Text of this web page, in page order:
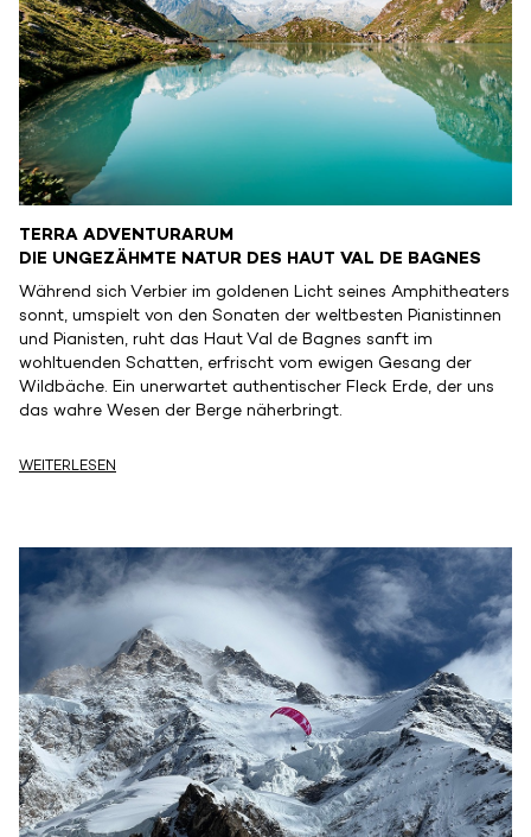
TERRA ADVENTURARUM
DIE UNGEZÄHMTE NATUR DES HAUT VAL DE BAGNES
Während sich Verbier im goldenen Licht seines Amphitheaters
sonnt, umspielt von den Sonaten der weltbesten Pianistinnen
und Pianisten, ruht das Haut Val de Bagnes sanft im
wohltuenden Schatten, erfrischt vom ewigen Gesang der
Wildbäche. Ein unerwartet authentischer Fleck Erde, der uns
das wahre Wesen der Berge näherbringt.
WEITERLESEN